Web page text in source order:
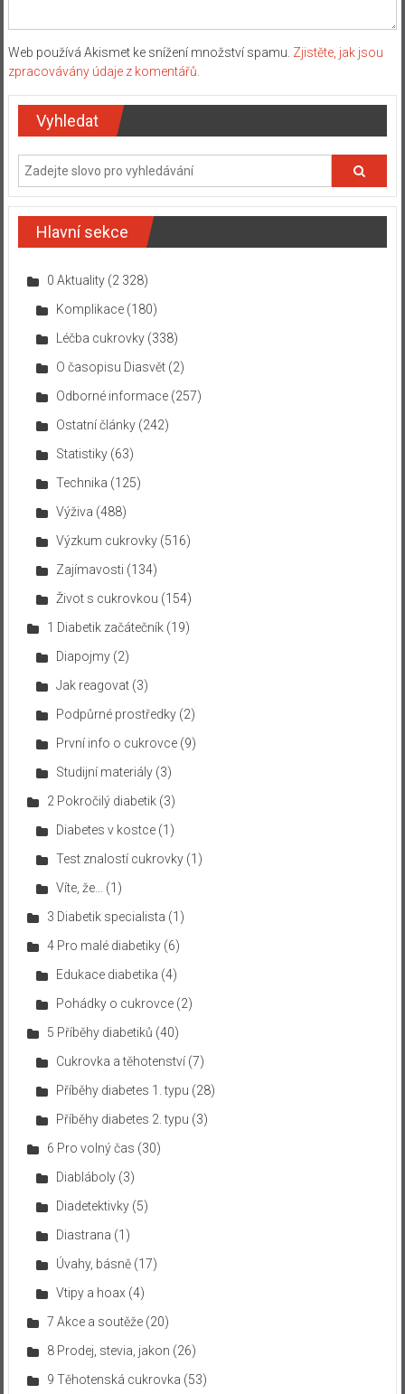
Web používá Akismet ke snížení množství spamu. Zjistěte, jak jsou
zpracovávány údaje z komentářů.
Vyhledat
Hlavní sekce
0 Aktuality(2 328)
Komplikace(180)
Léčba cukrovky(338)
O časopisu Diasvět(2)
Odborné informace(257)
Ostatní články(242)
Statistiky(63)
Technika (125)
Výživa (488)
Výzkum cukrovky(516)
Zajímavosti (134)
Život s cukrovkou (154)
1 Diabetik začátečník(19)
Diapojmy(2)
Jak reagovat(3)
Podpůrné prostředky(2)
První info o cukrovce(9)
Studijní materiály(3)
2 Pokročilý diabetik(3)
Diabetes v kostce(1)
Test znalostí cukrovky(1)
Víte, že…
(1)
3 Diabetik specialista (1)
4 Pro malé diabetiky(6)
Edukace diabetika (4)
Pohádky o cukrovce(2)
5 Příběhy diabetiků (40)
Cukrovka a těhotenství(7)
Příběhy diabetes 1. typu (28)
Příběhy diabetes 2. typu (3)
6 Pro volný čas (30)
Diabláboly(3)
Diadetektivky(5)
Diastrana (1)
Úvahy, básně(17)
Vtipy a hoax (4)
7 Akce a soutěže(20)
8 Prodej, stevia, jakon (26)
9 Těhotenská cukrovka (53)